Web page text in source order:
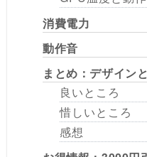
消費電力
動作音
まとめ：デザイン
良いところ
惜しいところ
感想